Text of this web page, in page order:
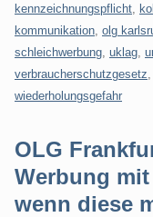
kennzeichnungspflicht
kommunikation olg
schleichwerbung uklag
verbraucherschutzgesetz
wiederholungsgefahr
OLG
Werbung
wenn diese